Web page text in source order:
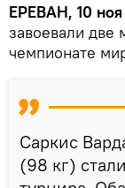
ЕРЕВАН, 10
завоевали две
чемпионате
Саркис
(98 кг)